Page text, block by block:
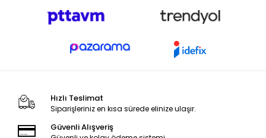
Hızlı Teslimat
Siparişleriniz en kısa sürede elinize ulaşır.
Güvenli Alışveriş